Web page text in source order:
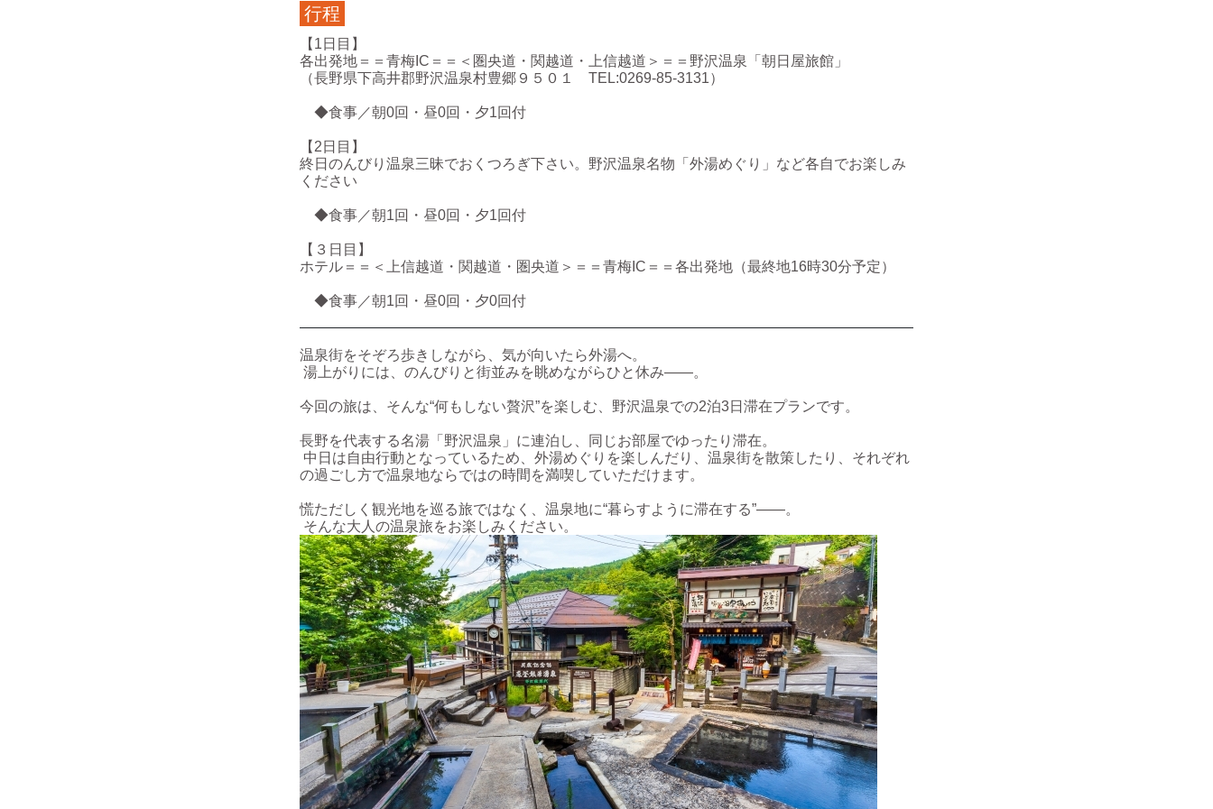
行程
【1日目】
各出発地＝＝青梅IC＝＝＜圏央道・関越道・上信越道＞＝＝野沢温泉「朝日屋旅館」
（長野県下高井郡野沢温泉村豊郷９５０１ TEL:0269-85-3131）
◆食事／朝0回・昼0回・夕1回付
【2日目】
終日のんびり温泉三昧でおくつろぎ下さい。野沢温泉名物「外湯めぐり」など各自でお楽しみ
ください
◆食事／朝1回・昼0回・夕1回付
【３日目】
ホテル＝＝＜上信越道・関越道・圏央道＞＝＝青梅IC＝＝各出発地（最終地16時30分予定）
◆食事／朝1回・昼0回・夕0回付
温泉街をそぞろ歩きしながら、気が向いたら外湯へ。
湯上がりには、のんびりと街並みを眺めながらひと休み――。
今回の旅は、そんな“何もしない贅沢”を楽しむ、野沢温泉での2泊3日滞在プランです。
長野を代表する名湯「野沢温泉」に連泊し、同じお部屋でゆったり滞在。
中日は自由行動となっているため、外湯めぐりを楽しんだり、温泉街を散策したり、それぞれ
の過ごし方で温泉地ならではの時間を満喫していただけます。
慌ただしく観光地を巡る旅ではなく、温泉地に“暮らすように滞在する”――。
そんな大人の温泉旅をお楽しみください。